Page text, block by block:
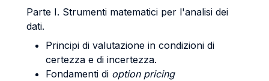
Parte I. Strumenti matematici per l'analisi dei
dati.
Principi di valutazione in condizioni di
certezza e di incertezza.
Fondamenti di option pricing